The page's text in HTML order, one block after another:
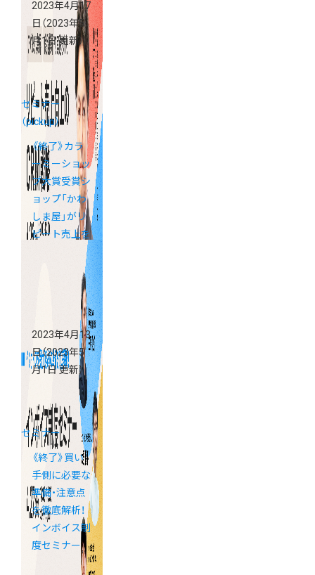
2023年4月17
日 （2023年5
月1日 更新）
セミナー
（pickup）
《終了》カラ
ーミーショッ
プ大賞受賞シ
ョップ「かわ
しま屋」がリ
ピート売上を
CRM戦略を大
2023年4月13
日（2023年5
月1日 更新）
セミナー
《終了》買い
手側に必要な
準備・注意点
を徹底解析！
インボイス制
度セミナー